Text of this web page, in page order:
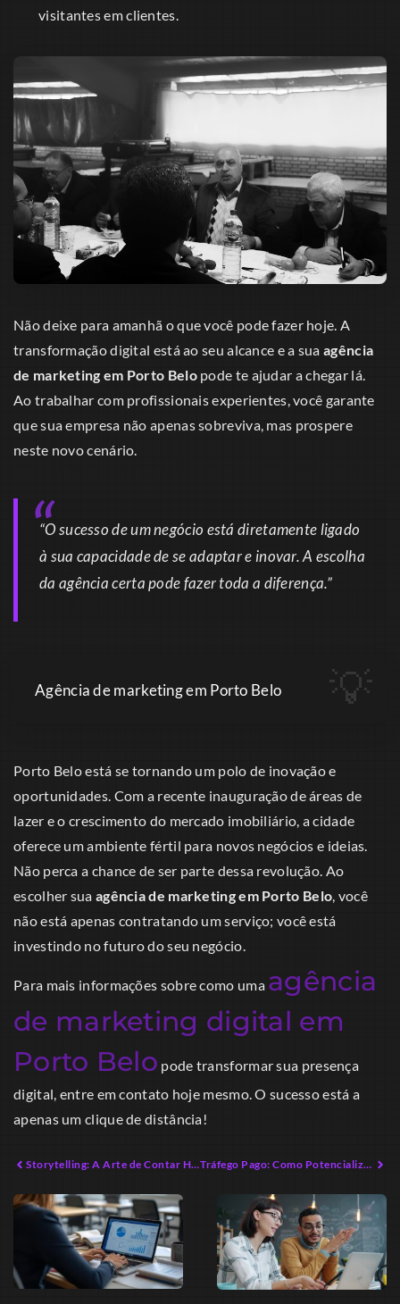
visitantes em clientes.
Não deixe para amanhã o que você pode fazer hoje. A
transformação digital está ao seu alcance e a sua agência
de marketing em Porto Belopode te ajudar a chegar lá.
Ao trabalhar com profissionais experientes, você garante
que sua empresa não apenas sobreviva, mas prospere
neste novo cenário.
“O sucesso de um negócio está diretamente ligado
à sua capacidade de se adaptar e inovar. A escolha
da agência certa pode fazer toda a diferença.”
Agência de marketing em Porto Belo
Porto Belo está se tornando um polo de inovação e
oportunidades. Com a recente inauguração de áreas de
lazer e o crescimento do mercado imobiliário, a cidade
oferece um ambiente fértil para novos negócios e ideias.
Não perca a chance de ser parte dessa revolução. Ao
escolher sua agência de marketing em Porto Belo, você
não está apenas contratando um serviço; você está
investindo no futuro do seu negócio.
Para mais informações sobre como uma agência
de marketing digital em
Porto Belo pode transformar sua presença
digital, entre em contato hoje mesmo. O sucesso está a
apenas um clique de distância!
Storytelling: A Arte de Contar Histórias Impactantes Tráfego Pago: Como Potencializar Resultados para Negócios Locais